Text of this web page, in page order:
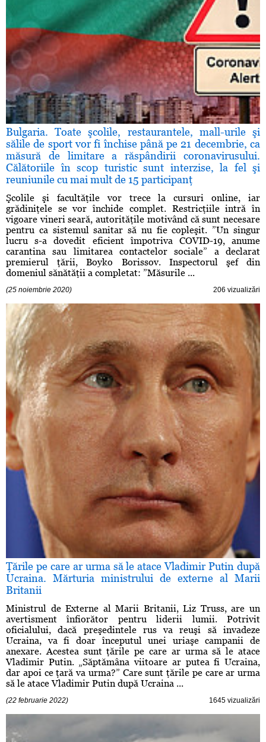
Bulgaria. Toate şcolile, restaurantele, mall-urile şi
sălile de sport vor fi închise până pe 21 decembrie, ca
măsură de limitare a răspândirii coronavirusului.
Călătoriile în scop turistic sunt interzise, la fel şi
reuniunile cu mai mult de 15 participanţ
Şcolile şi facultăţile vor trece la cursuri online, iar
grădiniţele se vor închide complet. Restricţiile intră în
vigoare vineri seară, autorităţile motivând că sunt necesare
pentru ca sistemul sanitar să nu fie copleşit. ”Un singur
lucru s-a dovedit eficient împotriva COVID-19, anume
carantina sau limitarea contactelor sociale” a declarat
premierul ţării, Boyko Borissov. Inspectorul şef din
domeniul sănătăţii a completat: ”Măsurile ...
(25 noiembrie 2020) 206 vizualizări
Ţările pe care ar urma să le atace Vladimir Putin după
Ucraina. Mărturia ministrului de externe al Marii
Britanii
Ministrul de Externe al Marii Britanii, Liz Truss, are un
avertisment înfiorător pentru liderii lumii. Potrivit
oficialului, dacă preşedintele rus va reuşi să invadeze
Ucraina, va fi doar începutul unei uriaşe campanii de
anexare. Acestea sunt ţările pe care ar urma să le atace
Vladimir Putin. „Săptămâna viitoare ar putea fi Ucraina,
dar apoi ce ţară va urma?” Care sunt ţările pe care ar urma
să le atace Vladimir Putin după Ucraina ...
(22 februarie 2022) 1645 vizualizări